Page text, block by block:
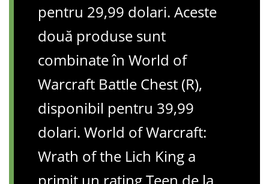
pentru 29,99 dolari. Aceste
două produse sunt
combinate în World of
Warcraft Battle Chest (R),
disponibil pentru 39,99
dolari. World of Warcraft:
Wrath of the Lich King a